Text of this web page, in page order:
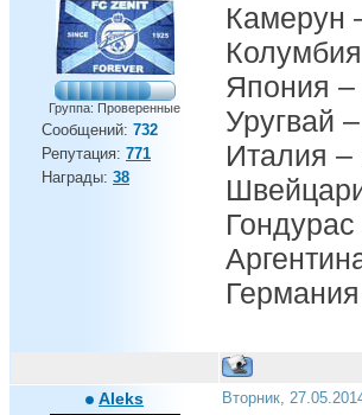
Группа: Проверенные
Сообщений: 732
Репутация: 771
Награды: 38
Камерун
Япония –
Уругвай
Италия –
Aleks Вторник,